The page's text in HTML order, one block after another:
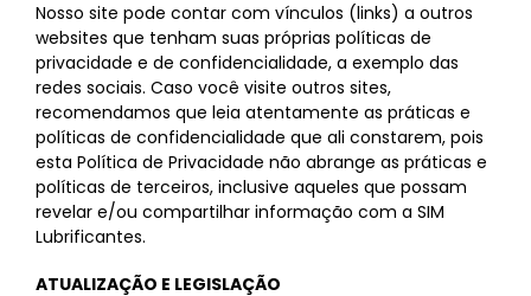
Nosso site pode contar com vínculos (links) a outros
websites que tenham suas próprias políticas de
privacidade e de confidencialidade, a exemplo das
redes sociais. Caso você visite outros sites,
recomendamos que leia atentamente as práticas e
políticas de confidencialidade que ali constarem, pois
esta Política de Privacidade não abrange as práticas e
políticas de terceiros, inclusive aqueles que possam
revelar e/ou compartilhar informação com a SIM
Lubrificantes.
ATUALIZAÇÃO E LEGISLAÇÃO